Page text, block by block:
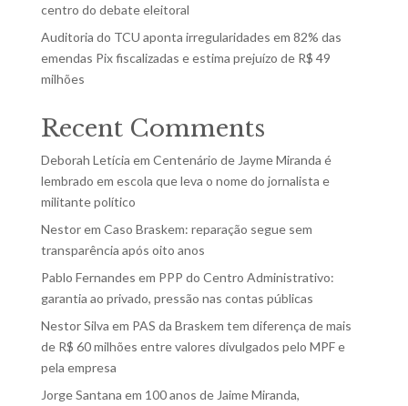
centro do debate eleitoral
Auditoria do TCU aponta irregularidades em 82% das
emendas Pix fiscalizadas e estima prejuízo de R$ 49
milhões
Recent Comments
Deborah Letícia em Centenário de Jayme Miranda é
lembrado em escola que leva o nome do jornalista e
militante político
Nestorem Caso Braskem: reparação segue sem
transparência após oito anos
Pablo Fernandes em PPP do Centro Administrativo:
garantia ao privado, pressão nas contas públicas
Nestor Silva em PAS da Braskem tem diferença de mais
de R$ 60 milhões entre valores divulgados pelo MPF e
pela empresa
Jorge Santana em 100 anos de Jaime Miranda,